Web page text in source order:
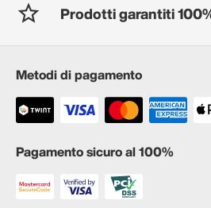
Prodotti garantiti
Metodi di pagamento
Pagamento sicuro al 100%